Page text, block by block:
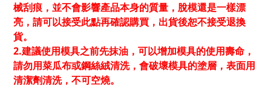
械刮痕，並不會影響產品本身的質量，脫模還是一樣漂
亮，請可以接受此點再確認購買，出貨後恕不接受退換
貨。
2.建議使用模具之前先抹油，可以增加模具的使用壽命，
請勿用菜瓜布或鋼絲絨清洗，會破壞模具的塗層，表面用
清潔劑清洗，不可空燒。